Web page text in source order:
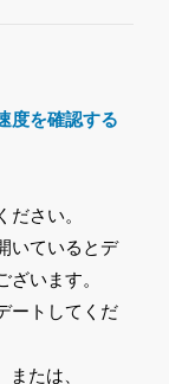
度を確認する
さい。
いているとデ
います。
ートしてくだ
たは、